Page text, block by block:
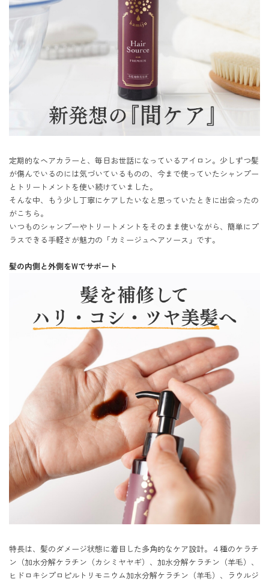
定期的なヘアカラーと、毎日お世話になっているアイロン。少しずつ髪
が傷んでいるのには気づいているものの、今まで使っていたシャンプー
とトリートメントを使い続けていました。
そんな中、もう少し丁寧にケアしたいなと思っていたときに出会ったの
がこちら。
いつものシャンプーやトリートメントをそのまま使いながら、簡単にプ
ラスできる手軽さが魅力の「カミージュヘアソース」です。
髪の内側と外側をWでサポート
特長は、髪のダメージ状態に着目した多角的なケア設計。４種のケラチ
ン（加水分解ケラチン（カシミヤヤギ）、加水分解ケラチン（羊毛）、
ヒドロキシプロピルトリモニウム加水分解ケラチン（羊毛）、ラウルジ